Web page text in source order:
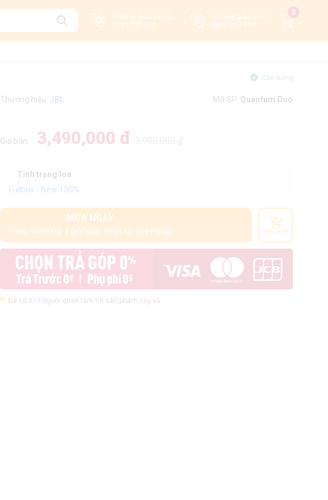
Hotline mua hàng:
0941 339 339
Hotline bảo hành:
0834 397 999
0
Còn hàng
Thương hiệu: JBL Mã SP: Quantum Duo
Giá bán: 3,490,000 đ
Tình trạng loa
Fullbox - New 100%
MUA NGAY
(Giao nhanh từ 2 giờ hoặc nhận tại cửa hàng) Thêm vào giỏ
Đã có 874người quan tâm tới sản phẩm này và